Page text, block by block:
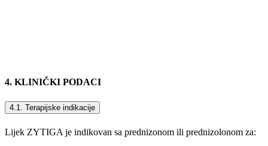
4. KLINIČKI PODACI
4.1. Terapijske indikacije
Lijek ZYTIGA je indikovan sa prednizonom ili prednizolonom za: